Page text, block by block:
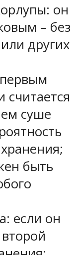
он
– без
других
считается
суше
быть
если он